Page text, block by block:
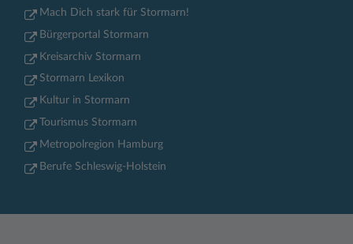
Mach Dich stark für Stormarn!
Bürgerportal Stormarn
Kreisarchiv Stormarn
Stormarn Lexikon
Kultur in Stormarn
Tourismus Stormarn
Metropolregion Hamburg
Berufe Schleswig-Holstein